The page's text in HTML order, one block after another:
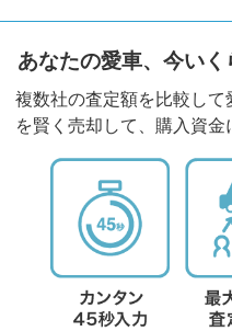
あなたの愛車、今いく
複数社の査定額を比較し
を賢く売却して、購入資金